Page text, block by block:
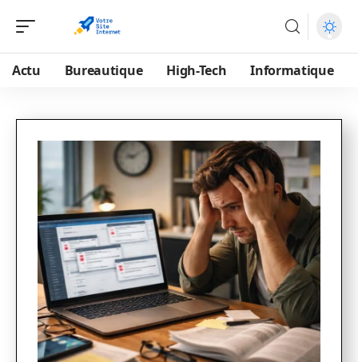
Actu Bureautique High-Tech Informatique